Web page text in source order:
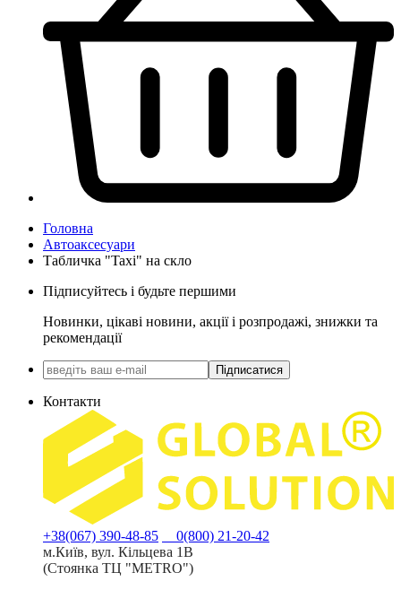
Головна
Автоаксесуари
Табличка "Taxi" на скло
Підписуйтесь і будьте першими
Новинки, цікаві новини, акції і розпродажі, знижки та
рекомендації
Підписатися
Контакти
+38(067) 390-48-85
0(800) 21-20-42
м.Київ, вул. Кільцева 1В
(Стоянка ТЦ "METRO")